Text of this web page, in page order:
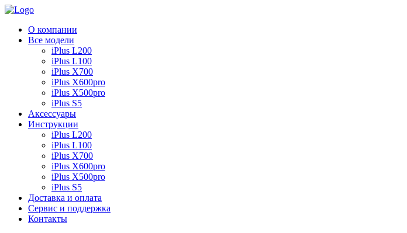
О компании
Все модели
iPlus L200
iPlus L100
iPlus X700
iPlus X600pro
iPlus X500pro
iPlus S5
Аксессуары
Инструкции
iPlus L200
iPlus L100
iPlus X700
iPlus X600pro
iPlus X500pro
iPlus S5
Доставка и оплата
Сервис и поддержка
Контакты